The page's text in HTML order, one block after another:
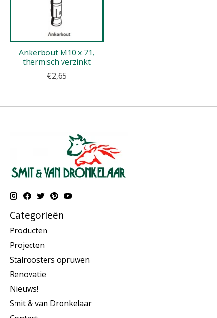
Ankerbout M10 x 71,
thermisch verzinkt
€2,65
Categorieën
Producten
Projecten
Stalroosters opruwen
Renovatie
Nieuws!
Smit & van Dronkelaar